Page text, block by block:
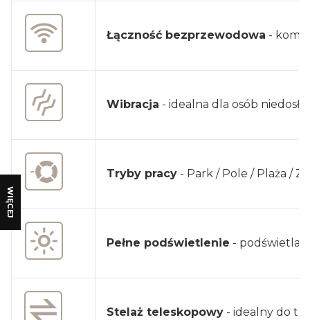
WIĘCEJ
Łączność bezprzewodowa -
Wibracja - idealna dla osób
Tryby pracy - Park / Pole / Plaża /
Pełne podświetlenie -
Stelaż teleskopowy - idealny do